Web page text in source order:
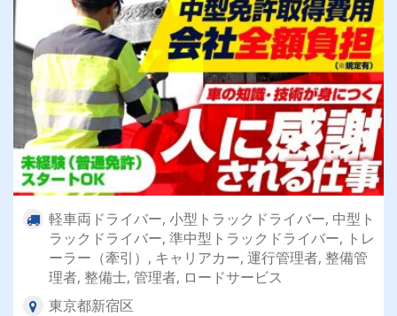
軽車両ドライバー, 小型トラックドライバー, 中型ト
ラックドライバー, 準中型トラックドライバー, トレ
ーラー（牽引）, キャリアカー, 運行管理者, 整備管
理者, 整備士, 管理者, ロードサービス
東京都新宿区